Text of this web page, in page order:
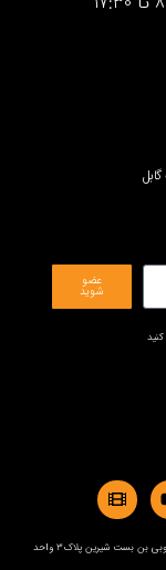
عضو
شوید
آدرس : میدان ونک خیابان خدامی بعد از پل کردستان انتهای خیابان آرارات جنوبی بن بست شیرین پلاک3 واحد